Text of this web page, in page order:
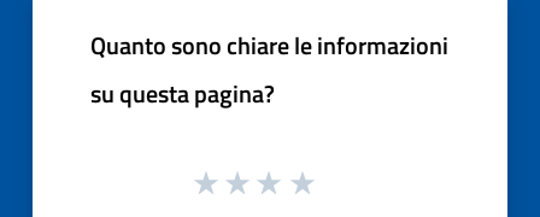
Quanto sono chiare le informazioni
su questa pagina?